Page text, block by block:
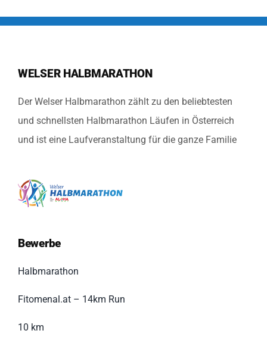
WELSER HALBMARATHON
Der Welser Halbmarathon zählt zu den beliebtesten
und schnellsten Halbmarathon Läufen in Österreich
und ist eine Laufveranstaltung für die ganze Familie
Bewerbe
Halbmarathon
Fitomenal.at – 14km Run
10 km